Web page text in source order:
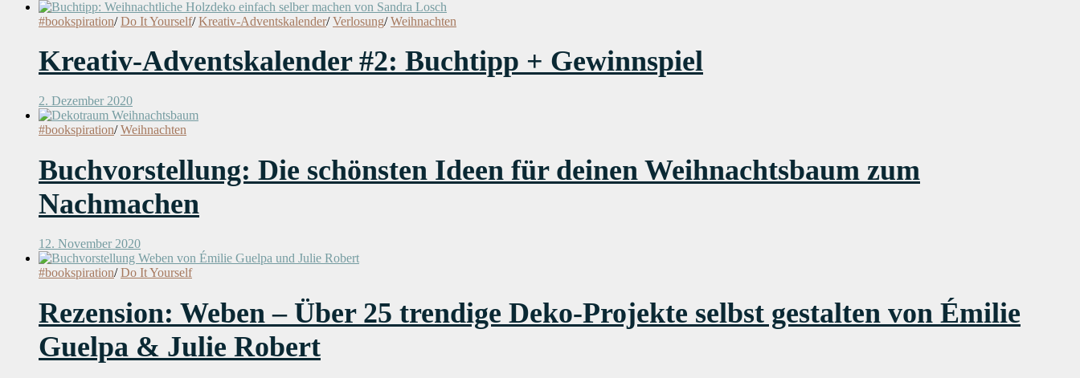
#bookspiration/ Do It Yourself/ Kreativ-Adventskalender/ Verlosung/ Weihnachten
Kreativ-Adventskalender #2: Buchtipp + Gewinnspiel
2. Dezember 2020
#bookspiration/ Weihnachten
Buchvorstellung: Die schönsten Ideen für deinen Weihnachtsbaum zum
Nachmachen
12. November 2020
#bookspiration/ Do It Yourself
Rezension: Weben – Über 25 trendige Deko-Projekte selbst gestalten von Émilie
Guelpa & Julie Robert